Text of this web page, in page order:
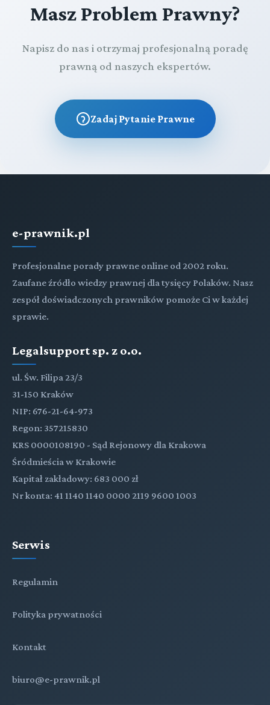
Masz Problem Prawny?
Napisz do nas i otrzymaj profesjonalną poradę
prawną od naszych ekspertów.
Zadaj Pytanie Prawne
e-prawnik.pl
Profesjonalne porady prawne online od 2002 roku.
Zaufane źródło wiedzy prawnej dla tysięcy Polaków. Nasz
zespół doświadczonych prawników pomoże Ci w każdej
sprawie.
Legalsupport sp. z o.o.
ul. Św. Filipa 23/3
31-150 Kraków
NIP: 676-21-64-973
Regon: 357215830
KRS 0000108190 - Sąd Rejonowy dla Krakowa
Śródmieścia w Krakowie
Kapitał zakładowy: 683 000 zł
Nr konta: 41 1140 1140 0000 2119 9600 1003
Serwis
Regulamin
Polityka prywatności
Kontakt
biuro@e-prawnik.pl